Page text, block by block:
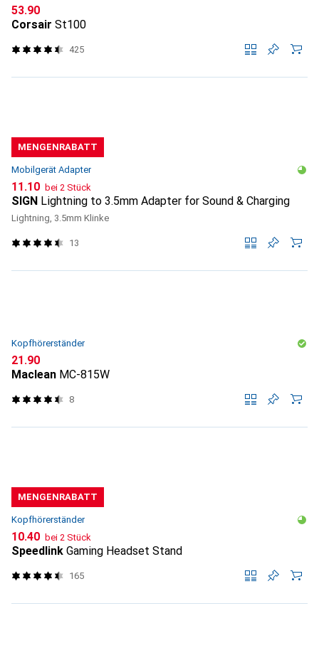
CHF
53.90
Corsair St100
425
MENGENRABATT
Mobilgerät Adapter
CHF
11.10 bei 2 Stück
SIGN Lightning to 3.5mm Adapter for Sound & Charging
Lightning, 3.5mm Klinke
13
Kopfhörerständer
CHF
21.90
Maclean MC-815W
8
MENGENRABATT
Kopfhörerständer
CHF
10.40 bei 2 Stück
Speedlink Gaming Headset Stand
165